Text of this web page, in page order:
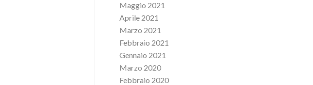
Maggio 2021
Aprile 2021
Marzo 2021
Febbraio 2021
Gennaio 2021
Marzo 2020
Febbraio 2020